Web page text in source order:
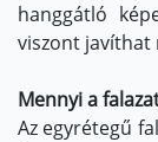
hanggátló
viszont javíthat
Mennyi a
Az egyrétegű